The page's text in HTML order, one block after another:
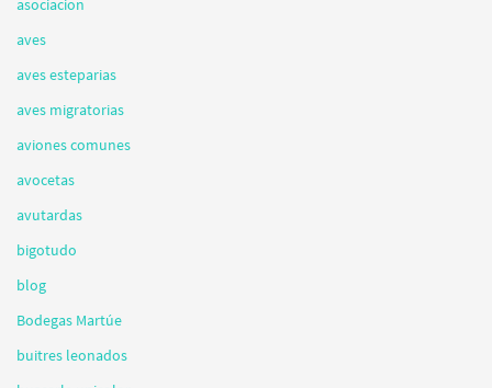
asociacion
aves
aves esteparias
aves migratorias
aviones comunes
avocetas
avutardas
bigotudo
blog
Bodegas Martúe
buitres leonados